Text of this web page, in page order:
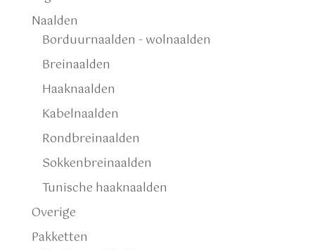
Naalden
Borduurnaalden - wolnaalden
Breinaalden
Haaknaalden
Kabelnaalden
Rondbreinaalden
Sokkenbreinaalden
Tunische haaknaalden
Overige
Pakketten